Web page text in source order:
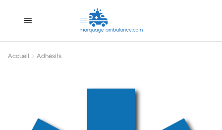
Accueil Adhésifs